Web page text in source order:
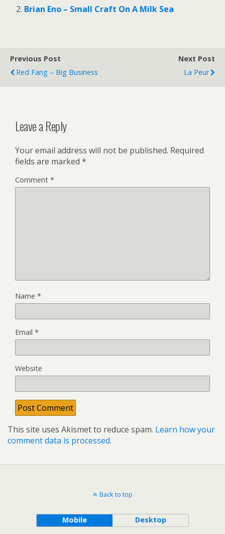
Brian Eno – Small Craft On A Milk Sea
Previous Post
Red Fang – Big Business
Next Post
La Peur
Leave a Reply
Your email address will not be published. Required
fields are marked *
Comment *
Name *
Email *
Website
This site uses Akismet to reduce spam. Learn how your
comment data is processed.
Back to top
Mobile Desktop